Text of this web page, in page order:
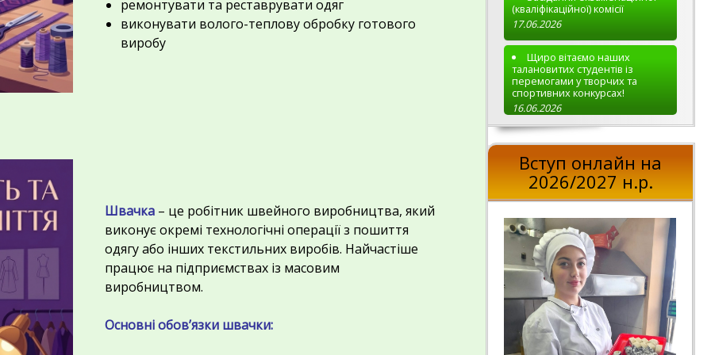
ремонтувати та реставрувати одяг
виконувати волого-теплову обробку готового
виробу
Швачка – це робітник швейного виробництва, який
виконує окремі технологічні операції з пошиття
одягу або інших текстильних виробів. Найчастіше
працює на підприємствах із масовим
виробництвом.
Основні обов’язки швачки:
(кваліфікаційної) комісії
17.06.2026
Щиро вітаємо наших
талановитих студентів із
перемогами у творчих та
спортивних конкурсах!
16.06.2026
Вступ онлайн на
2026/2027 н.р.